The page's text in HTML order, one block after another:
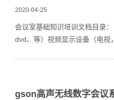
2020-04-25
会议室基础知识培训文档目录
dvd、等）视频显示设备（电视
gson高声无线数字会议